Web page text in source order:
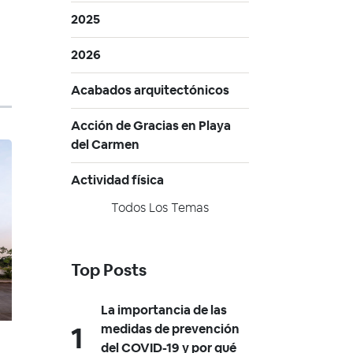
2025
2026
Acabados arquitectónicos
Acción de Gracias en Playa
del Carmen
Actividad física
Todos Los Temas
Top Posts
La importancia de las
medidas de prevención
del COVID-19 y por qué